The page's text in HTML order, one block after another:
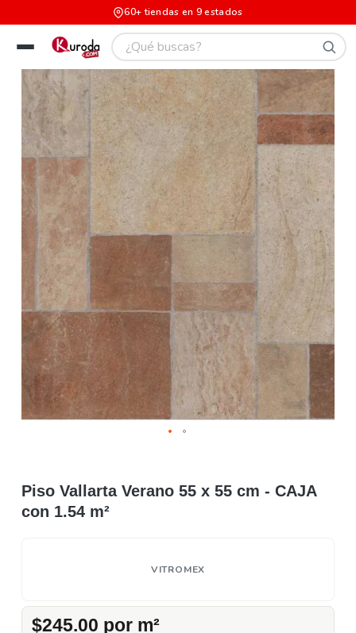
60+ tiendas en 9 estados
Piso Vallarta Verano 55 x 55 cm - CAJA
con 1.54 m²
VITROMEX
$245.00 por m²